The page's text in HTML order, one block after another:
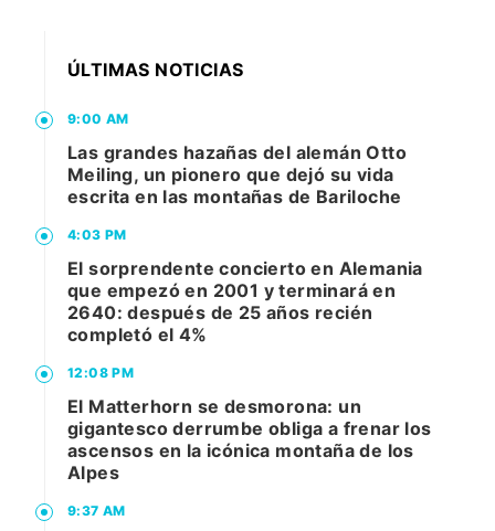
ÚLTIMAS NOTICIAS
9:00 AM
Las grandes hazañas del alemán Otto
Meiling, un pionero que dejó su vida
escrita en las montañas de Bariloche
4:03 PM
El sorprendente concierto en Alemania
que empezó en 2001 y terminará en
2640: después de 25 años recién
completó el 4%
12:08 PM
El Matterhorn se desmorona: un
gigantesco derrumbe obliga a frenar los
ascensos en la icónica montaña de los
Alpes
9:37 AM